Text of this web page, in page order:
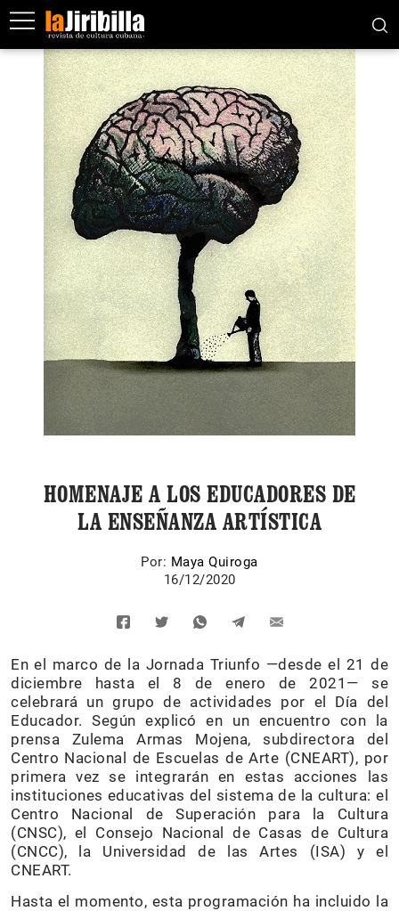
HOMENAJE A LOS EDUCADORES DE
LA ENSEÑANZA ARTÍSTICA
Por: Maya Quiroga
16/12/2020
En el marco de la Jornada Triunfo —desde el 21 de
diciembre hasta el 8 de enero de 2021— se
celebrará un grupo de actividades por el Día del
Educador. Según explicó en un encuentro con la
prensa Zulema Armas Mojena, subdirectora del
Centro Nacional de Escuelas de Arte (CNEART), por
primera vez se integrarán en estas acciones las
instituciones educativas del sistema de la cultura: el
Centro Nacional de Superación para la Cultura
(CNSC), el Consejo Nacional de Casas de Cultura
(CNCC), la Universidad de las Artes (ISA) y el
CNEART.
Hasta el momento, esta programación ha incluido la